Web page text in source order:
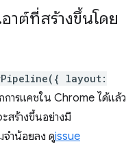
าต์ที่สร้างขึ้นโดย
layout:
การแคชใน Chrome ได้แล้ว
สร้างขึ้นอย่างมี
จำน้อยลง ดูissue